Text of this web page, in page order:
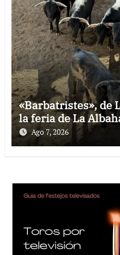
«Barbatristes», de
la feria de La
Ago 7, 2026